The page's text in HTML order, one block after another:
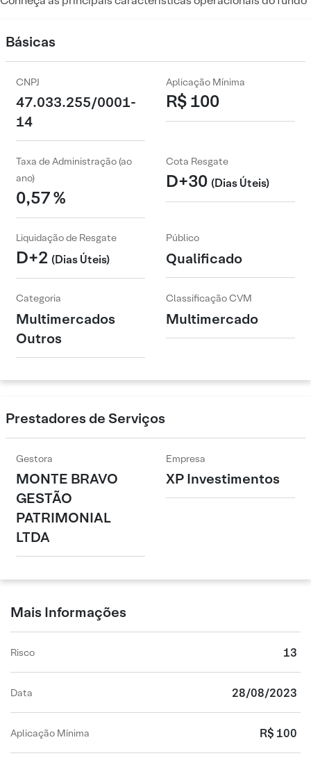
Básicas
CNPJ
47.033.255/0001-
14
Aplicação Mínima
R$ 100
Taxa de Administração (ao
ano)
0,57 %
Cota Resgate
D+30 (Dias Úteis)
Liquidação de Resgate
D+2 (Dias Úteis)
Público
Qualificado
Categoria
Multimercados
Outros
Classificação CVM
Multimercado
Prestadores de Serviços
Gestora
MONTE BRAVO
GESTÃO
PATRIMONIAL
LTDA
Empresa
XP Investimentos
Mais Informações
Risco 13
Data 28/08/2023
Aplicação Mínima R$ 100